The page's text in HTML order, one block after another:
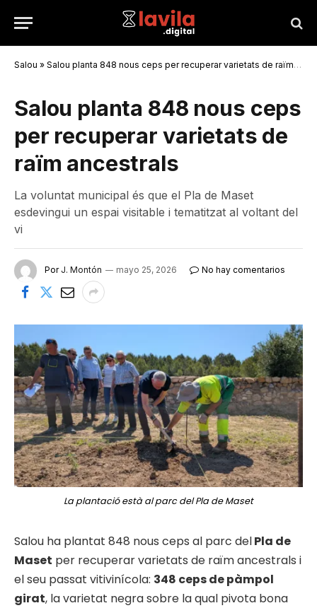
Salou » Salou planta 848 nous ceps per recuperar varietats de raïm ancestrals
Salou planta 848 nous ceps
per recuperar varietats de
raïm ancestrals
La voluntat municipal és que el Pla de Maset
esdevingui un espai visitable i tematitzat al voltant del
vi
Por J. Montón mayo 25, 2026 No hay comentarios
La plantació està al parc del Pla de Maset
Salou ha plantat 848 nous ceps al parc delPla de
Maset per recuperar varietats de raïm ancestrals i
el seu passat vitivinícola: 348 ceps de pàmpol
girat, la varietat negra sobre la qual pivota bona